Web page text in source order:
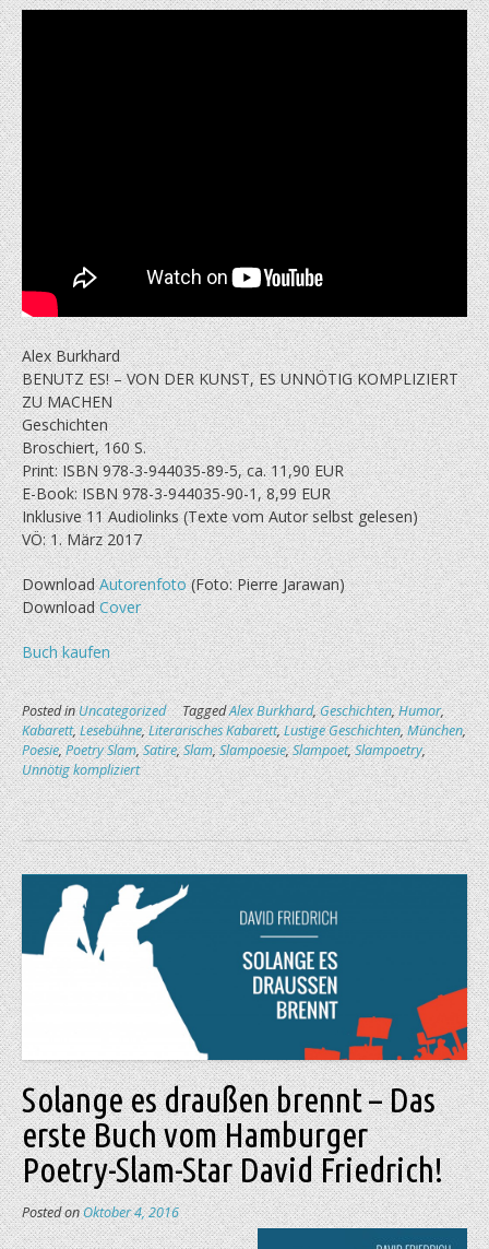
Alex Burkhard
BENUTZ ES! – VON DER KUNST, ES UNNÖTIG KOMPLIZIERT
ZU MACHEN
Geschichten
Broschiert, 160 S.
Print: ISBN 978-3-944035-89-5, ca. 11,90 EUR
E-Book: ISBN 978-3-944035-90-1, 8,99 EUR
Inklusive 11 Audiolinks (Texte vom Autor selbst gelesen)
VÖ: 1. März 2017
DownloadAutorenfoto(Foto: Pierre Jarawan)
DownloadCover
Buch kaufen
Posted inUncategorized TaggedAlex Burkhard,Geschichten,Humor,
Kabarett,Lesebühne,Literarisches Kabarett,Lustige Geschichten,München,
Poesie,Poetry Slam,Satire,Slam,Slampoesie,Slampoet,Slampoetry,
Unnötig kompliziert
Solange es draußen brennt – Das
erste Buch vom Hamburger
Poetry-Slam-Star David Friedrich!
Posted onOktober 4, 2016